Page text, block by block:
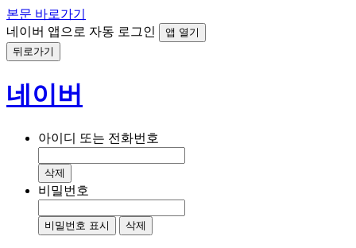
본문 바로가기
네이버 앱으로 자동 로그인
앱 열기
뒤로가기
네이버
아이디 또는 전화번호
삭제
비밀번호
비밀번호 표시 삭제